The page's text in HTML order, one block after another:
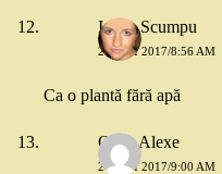
Ioana Scumpu
26 MAI 2017/8:56 AM
Ca o plantă fără apă
Oana Alexe
26 MAI 2017/9:00 AM